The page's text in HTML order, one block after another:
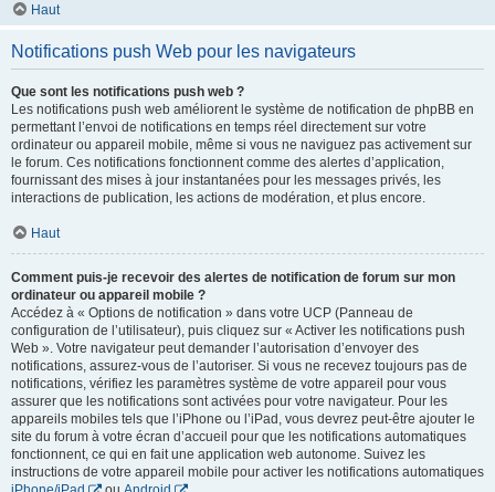
Haut
Notifications push Web pour les navigateurs
Que sont les notifications push web ?
Les notifications push web améliorent le système de notification de phpBB en
permettant l’envoi de notifications en temps réel directement sur votre
ordinateur ou appareil mobile, même si vous ne naviguez pas activement sur
le forum. Ces notifications fonctionnent comme des alertes d’application,
fournissant des mises à jour instantanées pour les messages privés, les
interactions de publication, les actions de modération, et plus encore.
Haut
Comment puis-je recevoir des alertes de notification de forum sur mon
ordinateur ou appareil mobile ?
Accédez à « Options de notification » dans votre UCP (Panneau de
configuration de l’utilisateur), puis cliquez sur « Activer les notifications push
Web ». Votre navigateur peut demander l’autorisation d’envoyer des
notifications, assurez-vous de l’autoriser. Si vous ne recevez toujours pas de
notifications, vérifiez les paramètres système de votre appareil pour vous
assurer que les notifications sont activées pour votre navigateur. Pour les
appareils mobiles tels que l’iPhone ou l’iPad, vous devrez peut-être ajouter le
site du forum à votre écran d’accueil pour que les notifications automatiques
fonctionnent, ce qui en fait une application web autonome. Suivez les
instructions de votre appareil mobile pour activer les notifications automatiques